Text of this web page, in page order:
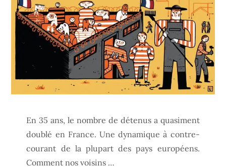
En 35 ans, le nombre de détenus a quasiment
doublé en France. Une dynamique à contre-
courant de la plupart des pays européens.
Comment nos voisins …